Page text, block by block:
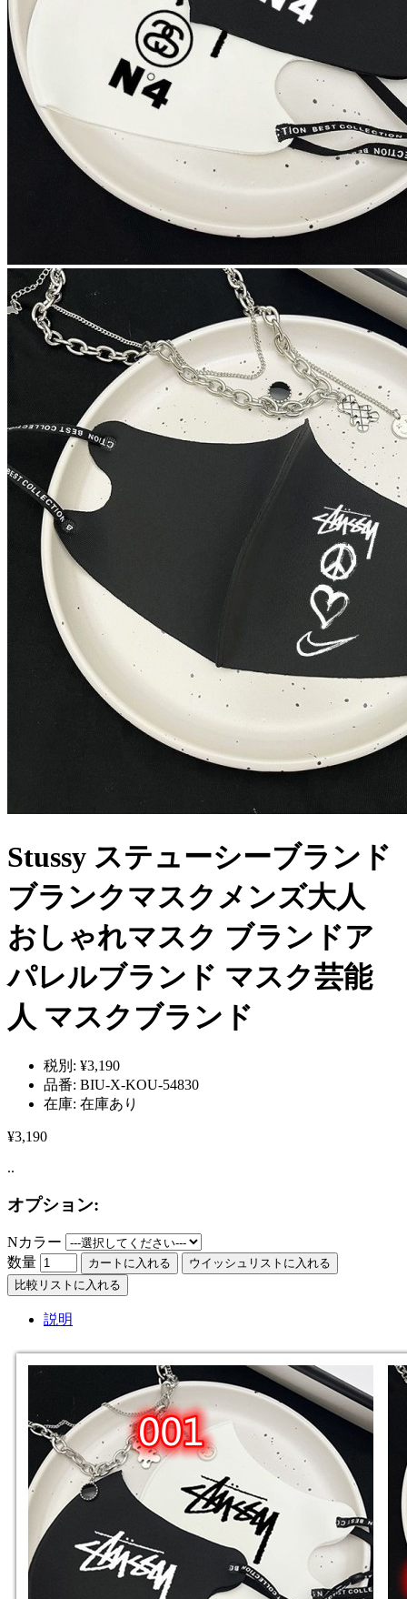
Stussy ステューシーブランド
ブランクマスクメンズ大人
おしゃれマスク ブランドア
パレルブランド マスク芸能
人 マスクブランド
税別: ¥3,190
品番: BIU-X-KOU-54830
在庫: 在庫あり
¥3,190
..
オプション:
Nカラー
数量
カートに入れる
ウイッシュリストに入れる
比較リストに入れる
説明